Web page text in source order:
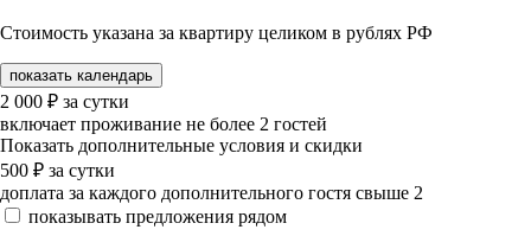
Стоимость указана за квартиру целиком в рублях РФ
показать календарь
2 000 ₽ за сутки
включает проживание не более 2 гостей
Показать дополнительные условия и скидки
500 ₽ за сутки
доплата за каждого дополнительного гостя свыше 2
показывать предложения рядом